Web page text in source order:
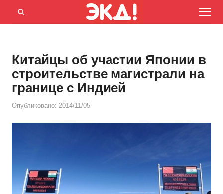
Menu
Открыть
Китайцы об участии Японии в
строительстве магистрали на
границе с Индией
Опубликовано: 2014/11/05